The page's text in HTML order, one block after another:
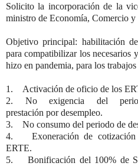
Solicito la incorporación de la
ministro de Economía, Comercio y
Objetivo principal: habilitación
para compatibilizar los necesarios
hizo en pandemia, para los
1. Activación de oficio de los
2. No exigencia del
prestación por desempleo.
3. No consumo del periodo de
4. Exoneración de cotización
ERTE.
5. Bonificación del 100% de